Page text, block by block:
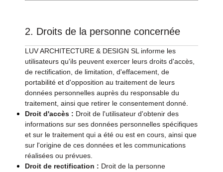
2. Droits de la personne concernée
LUV ARCHITECTURE & DESIGN SL informe les
utilisateurs qu'ils peuvent exercer leurs droits d'accès,
de rectification, de limitation, d'effacement, de
portabilité et d'opposition au traitement de leurs
données personnelles auprès du responsable du
traitement, ainsi que retirer le consentement donné.
Droit d'accès : Droit de l'utilisateur d'obtenir des
informations sur ses données personnelles spécifiques
et sur le traitement qui a été ou est en cours, ainsi que
sur l'origine de ces données et les communications
réalisées ou prévues.
Droit de rectification : Droit de la personne